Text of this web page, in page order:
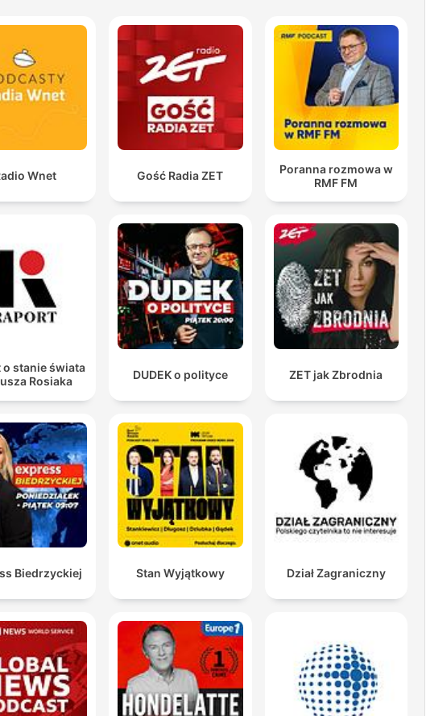
Wnet Gość Radia ZET
Poranna rozmowa w
RMF FM
o stanie świata
Rosiaka
DUDEK o polityce ZET jak Zbrodnia
Biedrzyckiej Stan Wyjątkowy Dział Zagraniczny